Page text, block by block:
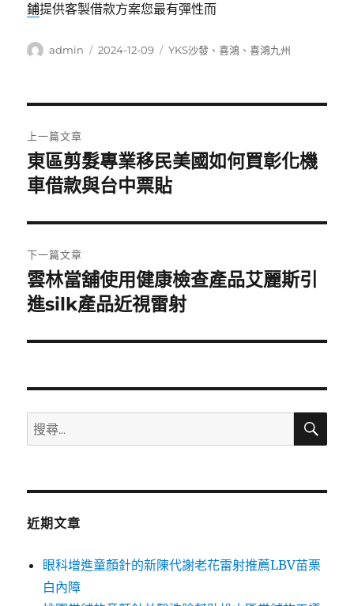
鋪提供客製借款方案您最有彈性而
作
admin
發
2024-12-09
分
YKS沙發 、喜鴻 、喜鴻九州
章
導
覽
上一篇文章
上
一
文
章:
東區剪髮專業移民美國如何買彰化機
車借款與台中票貼
下一篇文章
下
一
文
雲林當舖使用健康檢查產品艾麗斯引
進silk產品近視雷射
搜
尋
鍵
搜
近期文章
眼科增進童顏針的新陳代謝老花雷射推薦LBV苗栗
白內障